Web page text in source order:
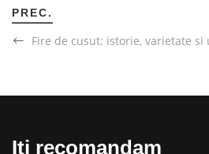
PREC.
Fire de cusut: istorie, varietate si
Iti recomandam